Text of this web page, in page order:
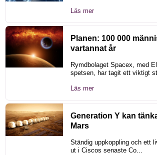
Läs mer
Planen: 100 000
vartannat år
Rymdbolaget Spacex, med
spetsen, har tagit ett viktigt
Läs mer
Generation Y kan
Mars
Ständig uppkoppling och ett
ut i Ciscos senaste Co...